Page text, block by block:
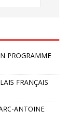
PROGRAMME
FRANÇAIS
ANTOINE